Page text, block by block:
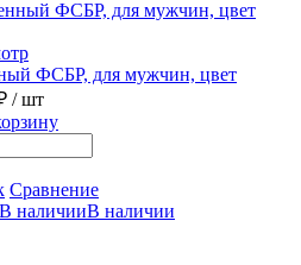
ФСБР, для мужчин, цвет
/ шт
Сравнение
В наличии